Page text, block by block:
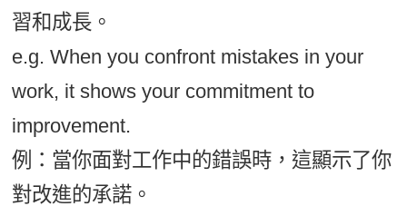
習和成長。
e.g. When you confront mistakes in your
work, it shows your commitment to
improvement.
例：當你面對工作中的錯誤時，這顯示了你
對改進的承諾。